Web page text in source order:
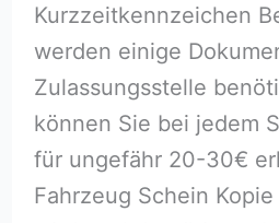
Kurzzeitkennzeichen
werden einige
Zulassungsstelle
können Sie bei jedem
für ungefähr 20-30€
Fahrzeug Schein